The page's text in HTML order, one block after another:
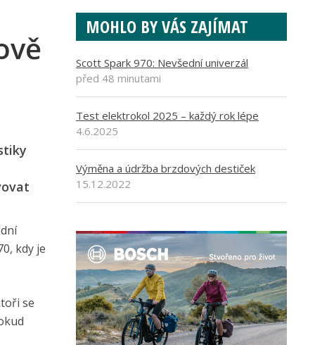
kdy je
se
MOHLO BY VÁS ZAJÍMAT
Scott Spark 970: Nevšední univerzál
před 48 minutami
Test elektrokol 2025 – každý rok lépe
4.6.2025
Výměna a údržba brzdových destiček
15.12.2022